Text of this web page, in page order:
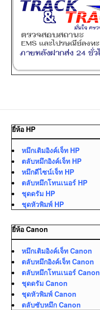
ยี่ห้อ HP
หมึกเติมอิงค์เจ็ท HP
ตลับหมึกอิงค์เจ็ท HP
หมึกดีไซน์เจ็ท HP
ตลับหมึกโทนเนอร์ HP
ชุดดรัม HP
ชุดหัวพิมพ์ HP
ยี่ห้อ Canon
หมึกเติมอิงค์เจ็ท Canon
ตลับหมึกอิงค์เจ็ท Canon
ตลับหมึกโทนเนอร์ Canon
ชุดดรัม Canon
ชุดหัวพิมพ์ Canon
ตลับซับหมึก Canon